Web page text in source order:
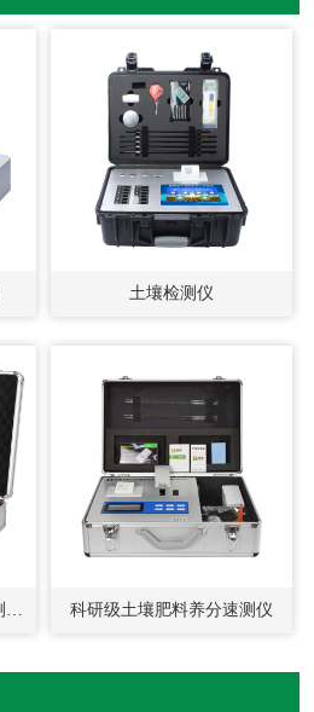
土壤检测仪
科研级土壤肥料养分速测仪